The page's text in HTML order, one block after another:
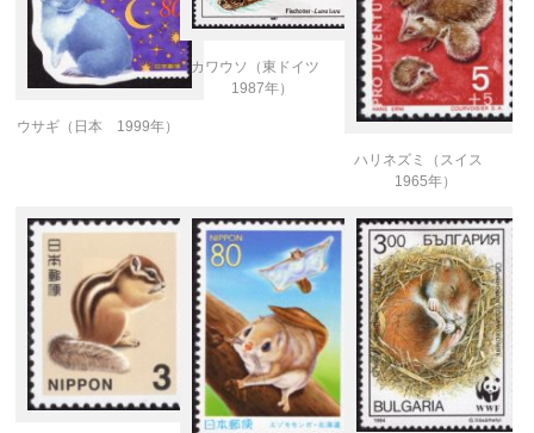
ウサギ（日本 1999年）
カワウソ（東ドイツ
1987年）
ハリネズミ（スイス
1965年）